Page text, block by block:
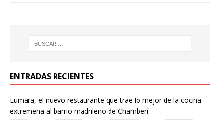
ENTRADAS RECIENTES
Lumara, el nuevo restaurante que trae lo mejor de la cocina
extremeña al barrio madrileño de Chamberí